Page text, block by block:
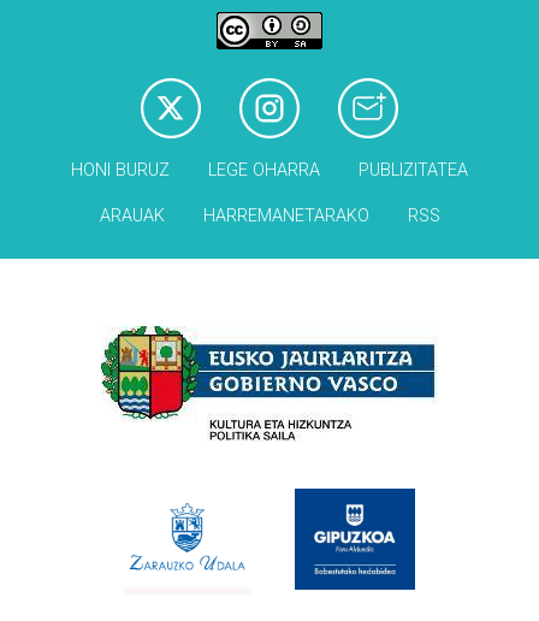
HONI BURUZ LEGE OHARRA PUBLIZITATEA
ARAUAK HARREMANETARAKO RSS